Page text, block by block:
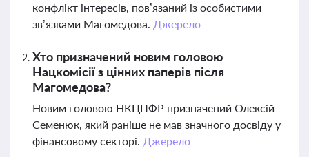
конфлікт інтересів, пов’язаний із особистими
зв’язками Магомедова. Джерело
Хто призначений новим головою
Нацкомісії з цінних паперів після
Магомедова?
Новим головою НКЦПФР призначений Олексій
Семенюк, який раніше не мав значного досвіду у
фінансовому секторі. Джерело